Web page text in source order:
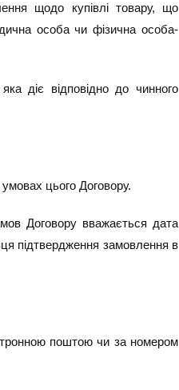
щодо купівлі товару, що
особа чи фізична особа-
діє відповідно до чинного
цього Договору.
Договору вважається дата
підтвердження замовлення в
поштою чи за номером